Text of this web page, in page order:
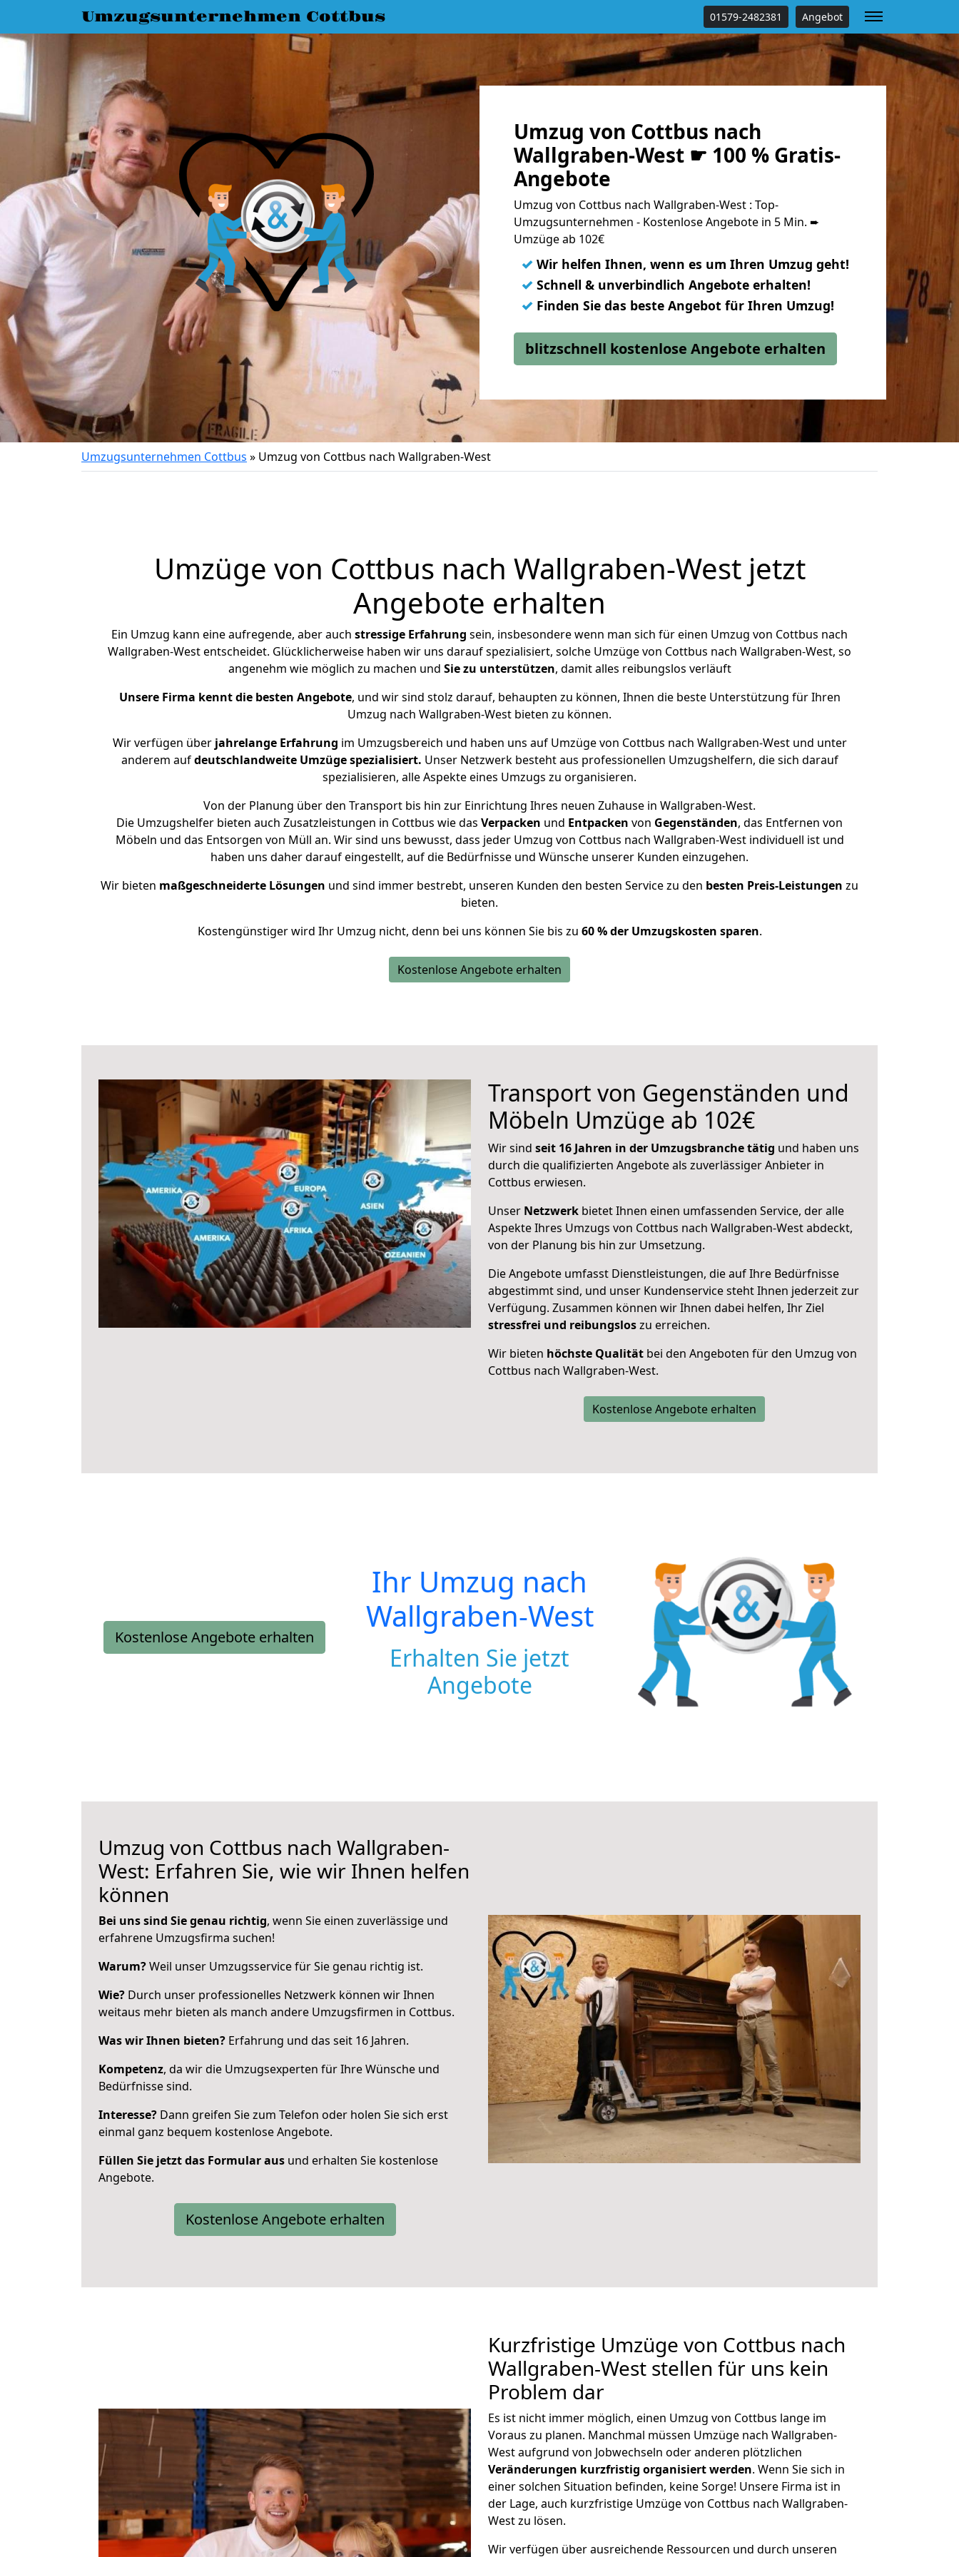
Umzugsunternehmen Cottbus 01579-2482381 Angebot
Umzug von Cottbus nach
Wallgraben-West ☛ 100 % Gratis-
Angebote
Umzug von Cottbus nach Wallgraben-West : Top-
Umzugsunternehmen - Kostenlose Angebote in 5 Min. ➨
Umzüge ab 102€
✓ Wir helfen Ihnen, wenn es um Ihren Umzug geht!
✓ Schnell & unverbindlich Angebote erhalten!
✓ Finden Sie das beste Angebot für Ihren Umzug!
blitzschnell kostenlose Angebote erhalten
Umzugsunternehmen Cottbus » Umzug von Cottbus nach Wallgraben-West
Umzüge von Cottbus nach Wallgraben-West jetzt
Angebote erhalten
Ein Umzug kann eine aufregende, aber auch stressige Erfahrung sein, insbesondere wenn man sich für einen Umzug von Cottbus nach
Wallgraben-West entscheidet. Glücklicherweise haben wir uns darauf spezialisiert, solche Umzüge von Cottbus nach Wallgraben-West, so
angenehm wie möglich zu machen und Sie zu unterstützen, damit alles reibungslos verläuft
Unsere Firma kennt die besten Angebote, und wir sind stolz darauf, behaupten zu können, Ihnen die beste Unterstützung für Ihren
Umzug nach Wallgraben-West bieten zu können.
Wir verfügen überjahrelange Erfahrung im Umzugsbereich und haben uns auf Umzüge von Cottbus nach Wallgraben-West und unter
anderem aufdeutschlandweite Umzüge spezialisiert. Unser Netzwerk besteht aus professionellen Umzugshelfern, die sich darauf
spezialisieren, alle Aspekte eines Umzugs zu organisieren.
Von der Planung über den Transport bis hin zur Einrichtung Ihres neuen Zuhause in Wallgraben-West.
Die Umzugshelfer bieten auch Zusatzleistungen in Cottbus wie das Verpacken und Entpacken von Gegenständen, das Entfernen von
Möbeln und das Entsorgen von Müll an. Wir sind uns bewusst, dass jeder Umzug von Cottbus nach Wallgraben-West individuell ist und
haben uns daher darauf eingestellt, auf die Bedürfnisse und Wünsche unserer Kunden einzugehen.
Wir bieten maßgeschneiderte Lösungen und sind immer bestrebt, unseren Kunden den besten Service zu den besten Preis-Leistungen zu
bieten.
Kostengünstiger wird Ihr Umzug nicht, denn bei uns können Sie bis zu 60 % der Umzugskosten sparen.
Kostenlose Angebote erhalten
Transport von Gegenständen und
Möbeln Umzüge ab 102€
Wir sind seit 16 Jahren in der Umzugsbranche tätig und haben uns
durch die qualifizierten Angebote als zuverlässiger Anbieter in
Cottbus erwiesen.
Unser Netzwerk bietet Ihnen einen umfassenden Service, der alle
Aspekte Ihres Umzugs von Cottbus nach Wallgraben-West abdeckt,
von der Planung bis hin zur Umsetzung.
Die Angebote umfasst Dienstleistungen, die auf Ihre Bedürfnisse
abgestimmt sind, und unser Kundenservice steht Ihnen jederzeit zur
Verfügung. Zusammen können wir Ihnen dabei helfen, Ihr Ziel
stressfrei und reibungsloszu erreichen.
Wir bieten höchste Qualität bei den Angeboten für den Umzug von
Cottbus nach Wallgraben-West.
Kostenlose Angebote erhalten
Kostenlose Angebote erhalten
Ihr Umzug nach
Wallgraben-West
Erhalten Sie jetzt
Angebote
Umzug von Cottbus nach Wallgraben-
West: Erfahren Sie, wie wir Ihnen helfen
können
Bei uns sind Sie genau richtig, wenn Sie einen zuverlässige und
erfahrene Umzugsfirma suchen!
Warum?Weil unser Umzugsservice für Sie genau richtig ist.
Wie? Durch unser professionelles Netzwerk können wir Ihnen
weitaus mehr bieten als manch andere Umzugsfirmen in Cottbus.
Was wir Ihnen bieten? Erfahrung und das seit 16 Jahren.
Kompetenz, da wir die Umzugsexperten für Ihre Wünsche und
Bedürfnisse sind.
Interesse? Dann greifen Sie zum Telefon oder holen Sie sich erst
einmal ganz bequem kostenlose Angebote.
Füllen Sie jetzt das Formular aus und erhalten Sie kostenlose
Angebote.
Kostenlose Angebote erhalten
Kurzfristige Umzüge von Cottbus nach
Wallgraben-West stellen für uns kein
Problem dar
Es ist nicht immer möglich, einen Umzug von Cottbus lange im
Voraus zu planen. Manchmal müssen Umzüge nach Wallgraben-
West aufgrund von Jobwechseln oder anderen plötzlichen
Veränderungen kurzfristig organisiert werden. Wenn Sie sich in
einer solchen Situation befinden, keine Sorge! Unsere Firma ist in
der Lage, auch kurzfristige Umzüge von Cottbus nach Wallgraben-
West zu lösen.
Wir verfügen über ausreichende Ressourcen und durch unseren